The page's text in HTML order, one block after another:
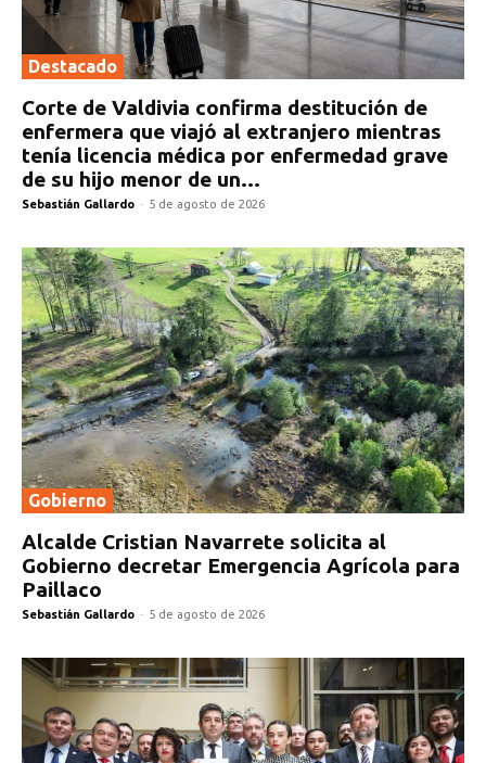
Destacado
Corte de Valdivia confirma destitución de
enfermera que viajó al extranjero mientras
tenía licencia médica por enfermedad grave
de su hijo menor de un...
Sebastián Gallardo - 5 de agosto de 2026
Gobierno
Alcalde Cristian Navarrete solicita al
Gobierno decretar Emergencia Agrícola para
Paillaco
Sebastián Gallardo - 5 de agosto de 2026